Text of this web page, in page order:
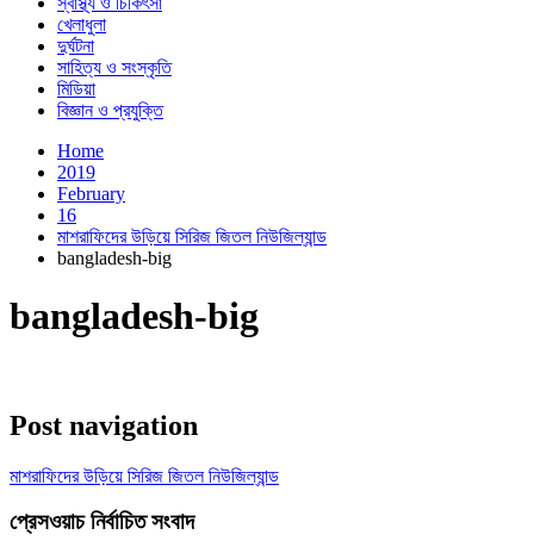
খেলাধুলা
দুর্ঘটনা
সাহিত্য ও সংস্কৃতি
মিডিয়া
বিজ্ঞান ও প্রযুক্তি
Home
2019
February
16
মাশরাফিদের উড়িয়ে সিরিজ জিতল নিউজিল্যান্ড
bangladesh-big
bangladesh-big
Post navigation
মাশরাফিদের উড়িয়ে সিরিজ জিতল নিউজিল্যান্ড
প্রেসওয়াচ নির্বাচিত সংবাদ